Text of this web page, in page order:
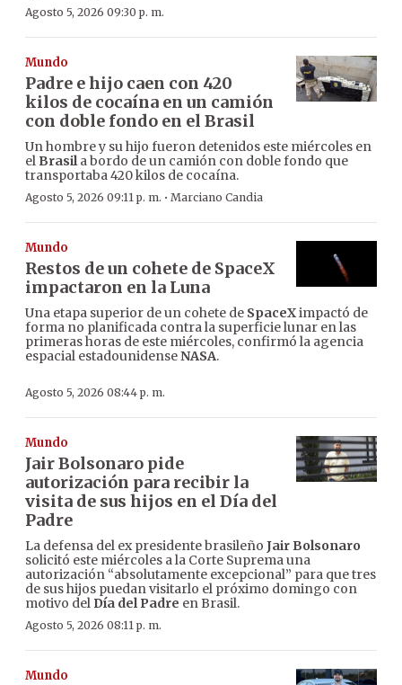
Agosto 5, 2026 09:30 p. m.
Mundo
Padre e hijo caen con 420
kilos de cocaína en un camión
con doble fondo en el Brasil
Un hombre y su hijo fueron detenidos este miércoles en
el Brasila bordo de un camión con doble fondo que
transportaba 420 kilos de cocaína.
Agosto 5, 2026 09:11 p. m. · Marciano Candia
Mundo
Restos de un cohete de SpaceX
impactaron en la Luna
Una etapa superior de un cohete de SpaceXimpactó de
forma no planificada contra la superficie lunar en las
primeras horas de este miércoles, confirmó la agencia
espacial estadounidenseNASA.
Agosto 5, 2026 08:44 p. m.
Mundo
Jair Bolsonaro pide
autorización para recibir la
visita de sus hijos en el Día del
Padre
La defensa del ex presidente brasileño Jair Bolsonaro
solicitó este miércoles a la Corte Suprema una
autorización “absolutamente excepcional” para que tres
de sus hijos puedan visitarlo el próximo domingo con
motivo del Día del Padre en Brasil.
Agosto 5, 2026 08:11 p. m.
Mundo